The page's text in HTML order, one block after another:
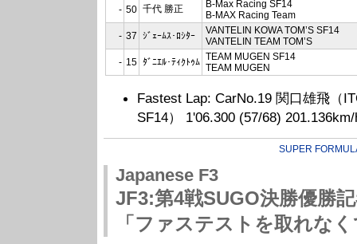
- 50 千代 勝正
B-Max Racing SF14
B-MAX Racing Team
- 37 ｼﾞｪｰﾑｽ･ﾛｼﾀｰ
VANTELIN KOWA TOM’S SF14
VANTELIN TEAM TOM’S
- 15 ﾀﾞﾆｴﾙ･ﾃｨｸﾄｩﾑ TEAM MUGEN SF14
TEAM MUGEN
Fastest Lap: CarNo.19 関口雄飛（
SF14） 1'06.300 (57/68)
SUPER
Japanese F3
JF3:第4戦SUGO決勝優勝
「ファステストを取れな